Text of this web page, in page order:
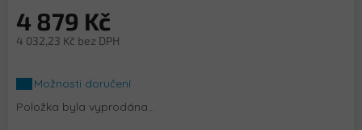
z
5
4 879 Kč
4 032,23 Kč bez DPH
cena:Možnosti doručení
Položka byla vyprodána…